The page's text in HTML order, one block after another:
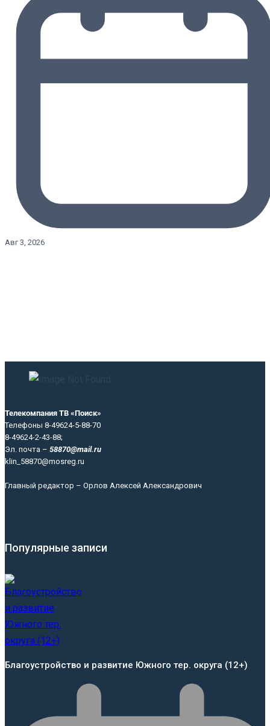
Авг 3, 2026
Телекомпания ТВ «Поиск»
Телефоны 8-49624-5-88-70
8-49624-2-43-88;
Эл. почта – 58870@mail.ru
klin_58870@mosreg.ru
Главный редактор – Орлов Алексей Александрович
Популярные записи
Благоустройство и развитие Южного тер. округа (12+)